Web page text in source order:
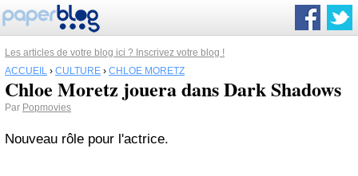
Les articles de votre blog ici ? Inscrivez votre blog !
ACCUEIL › CULTURE › CHLOE MORETZ
Chloe Moretz jouera dans Dark Shadows
Par Popmovies
Nouveau rôle pour l'actrice.